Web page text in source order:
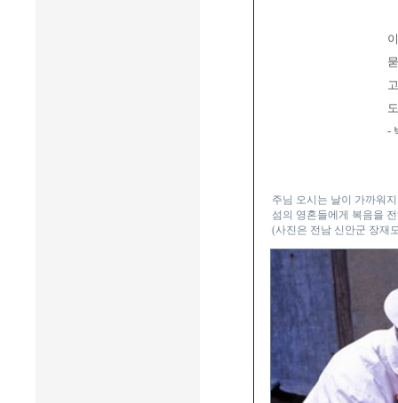
-
주님 오시는 날이 가까워
섬의 영혼들에게 복음을
(사진은 전남 신안군 장재